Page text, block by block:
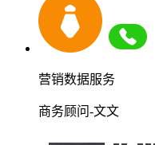
营销数据服务
商务顾问-文文